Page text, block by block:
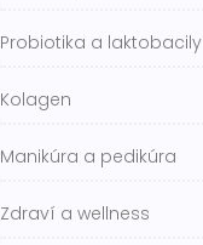
Probiotika a laktobacily
Kolagen
Manikúra a pedikúra
Zdraví a wellness